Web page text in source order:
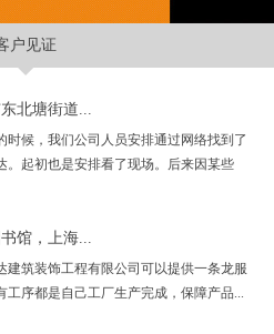
户见证
北塘街道...
时候，我们公司人员安排通过网络找到了
。起初也是安排看了现场。后来因某些
书馆，上海...
建筑装饰工程有限公司可以提供一条龙服
工序都是自己工厂生产完成，保障产品...